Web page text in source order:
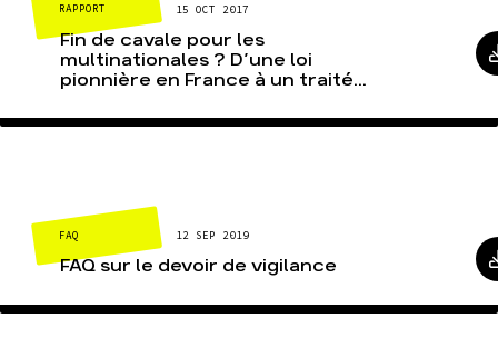
RAPPORT 15 OCT 2017
Fin de cavale pour les
multinationales ? D’une loi
pionnière en France à un traité...
FAQ 12 SEP 2019
FAQ sur le devoir de vigilance